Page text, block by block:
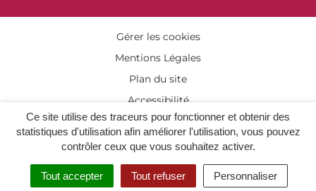
Ce site utilise des traceurs pour fonctionner et obtenir des
statistiques d'utilisation afin améliorer l'utilisation, vous pouvez
contrôler ceux que vous souhaitez activer.
Tout accepter Tout refuser Personnaliser
Gérer les cookies
Mentions Légales
Plan du site
Accessibilité